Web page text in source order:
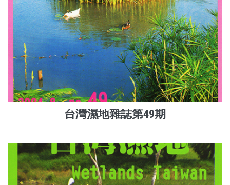
台灣濕地雜誌第49期